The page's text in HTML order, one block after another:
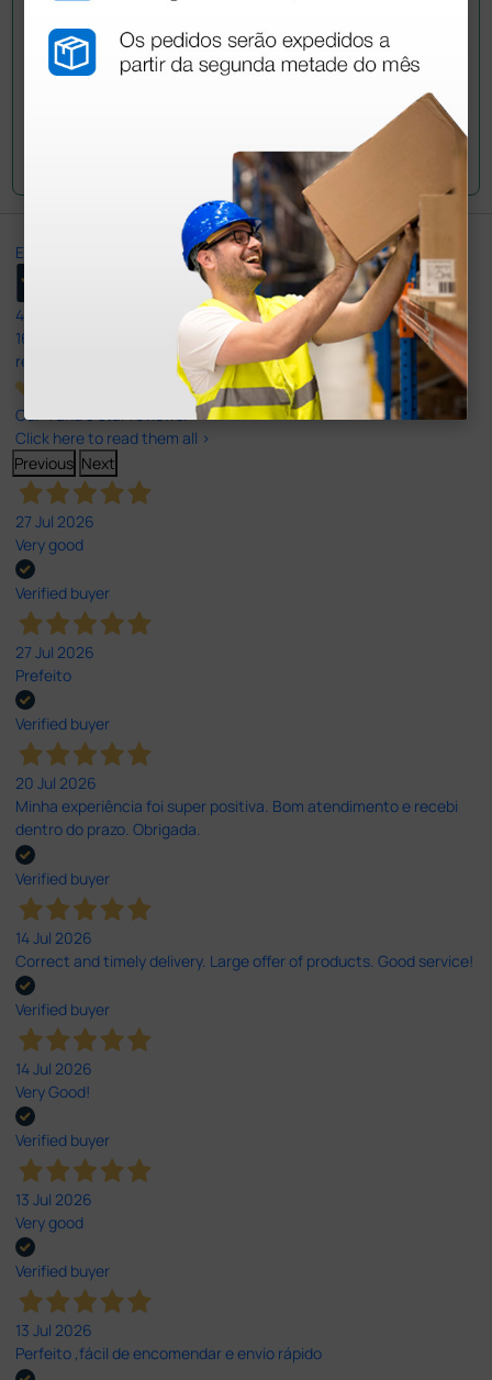
Envie a sua questão
Excellent
4,8
165
reviews
Our 4 and 5 star reviews.
Click here to read them all >
Previous Next
27 Jul 2026
Very good
Verified buyer
27 Jul 2026
Prefeito
Verified buyer
20 Jul 2026
Minha experiência foi super positiva. Bom atendimento e recebi
dentro do prazo. Obrigada.
Verified buyer
14 Jul 2026
Correct and timely delivery. Large offer of products. Good service!
Verified buyer
14 Jul 2026
Very Good!
Verified buyer
13 Jul 2026
Very good
Verified buyer
13 Jul 2026
Perfeito ,fácil de encomendar e envio rápido